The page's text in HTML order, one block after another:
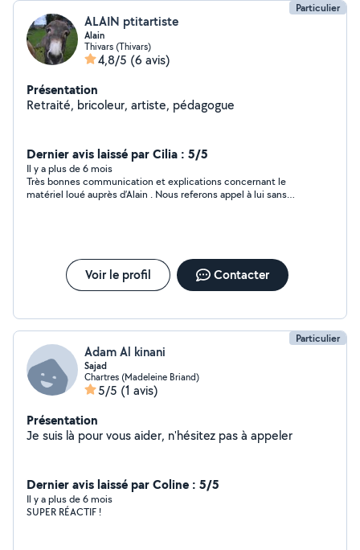
Particulier
ALAIN ptitartiste
Alain
Thivars (Thivars)
4,8/5 (6 avis)
Présentation
Retraité, bricoleur, artiste, pédagogue
Dernier avis laissé par Cilia : 5/5
Il y a plus de 6 mois
Très bonnes communication et explications concernant le
matériel loué auprès d’Alain . Nous referons appel à lui sans
Voir le profil Contacter
Particulier
Adam Al kinani
Sajad
Chartres (Madeleine Briand)
5/5 (1 avis)
Présentation
Je suis là pour vous aider, n'hésitez pas à appeler
Dernier avis laissé par Coline : 5/5
Il y a plus de 6 mois
SUPER RÉACTIF !